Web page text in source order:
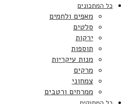
כל המתכונים
מאפים ולחמים
סלטים
ירקות
תוספות
מנות עיקריות
מרקים
צמחוני
ממרחים ורטבים